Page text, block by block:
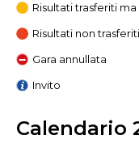
Risultati trasferiti
Risultati non trasferiti
Gara annullata
Invito
Calendario